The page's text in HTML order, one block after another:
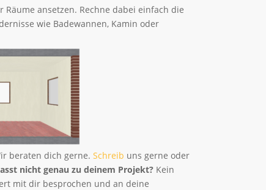
ansetzen. Rechne dabei einfach die
wie Badewannen, Kamin oder
beraten dich gerne.Schreib uns gerne oder
nicht genau zu deinem Projekt? Kein
mit dir besprochen und an deine